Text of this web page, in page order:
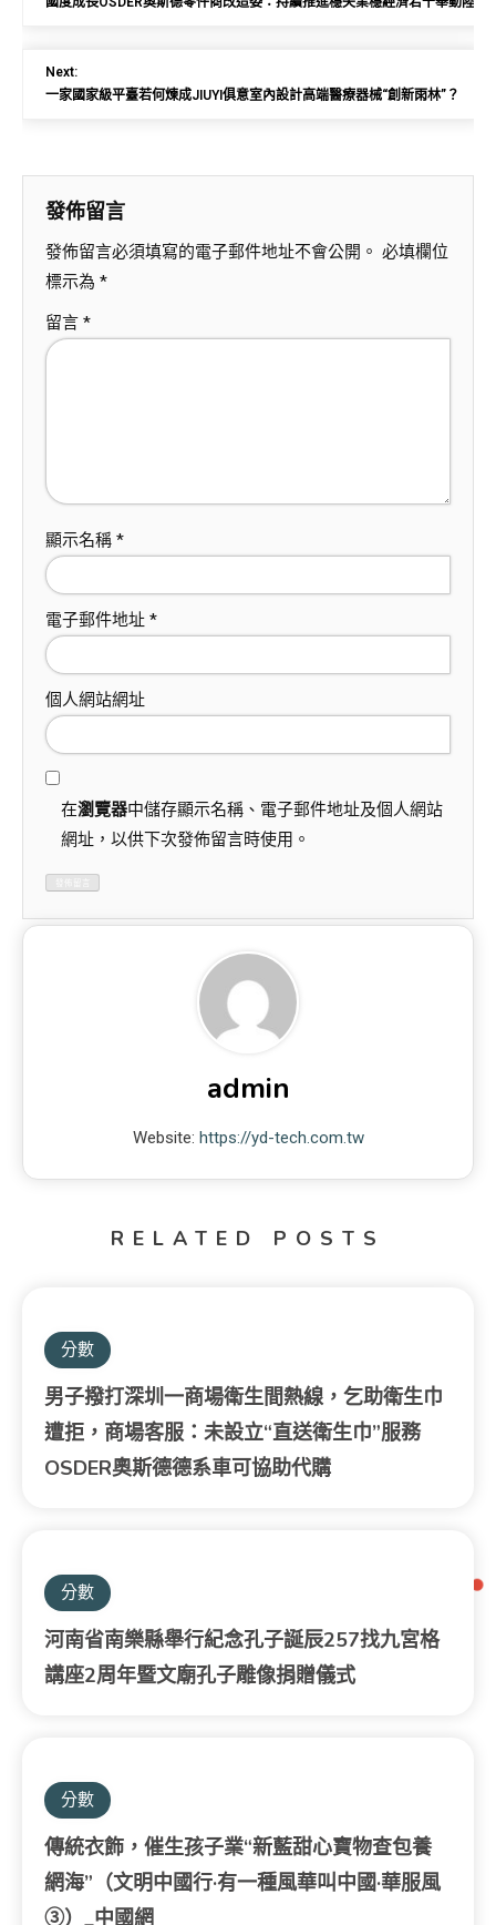
Next:
一家國家級平臺若何煉成JIUYI俱意室內設計高端醫療器械“創新雨林”？
發佈留言
發佈留言必須填寫的電子郵件地址不會公開。 必填欄位
標示為 *
留言 *
顯示名稱 *
電子郵件地址 *
個人網站網址
在瀏覽器中儲存顯示名稱、電子郵件地址及個人網站
網址，以供下次發佈留言時使用。
admin
Website: https://yd-tech.com.tw
RELATED POSTS
分數
男子撥打深圳一商場衛生間熱線，乞助衛生巾
遭拒，商場客服：未設立“直送衛生巾”服務
OSDER奧斯德德系車可協助代購
分數
河南省南樂縣舉行紀念孔子誕辰257找九宮格
講座2周年暨文廟孔子雕像捐贈儀式
分數
傳統衣飾，催生孩子業“新藍甜心寶物查包養
網海”（文明中國行·有一種風華叫中國·華服風
③）_中國網